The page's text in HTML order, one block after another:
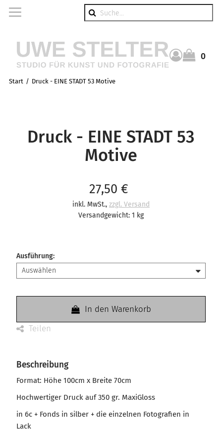
0
Start Druck - EINE STADT 53 Motive
Druck - EINE STADT 53
Motive
Verkaufspreis: 27,50 €
27,50 €
inkl. MwSt., zzgl. Versand
Versandgewicht: 1 kg
Ausführung:
In den Warenkorb
Teilen
Beschreibung
Format: Höhe 100cm x Breite 70cm
Hochwertiger Druck auf 350 gr. MaxiGloss
in 6c + Fonds in silber + die einzelnen Fotografien in
Lack